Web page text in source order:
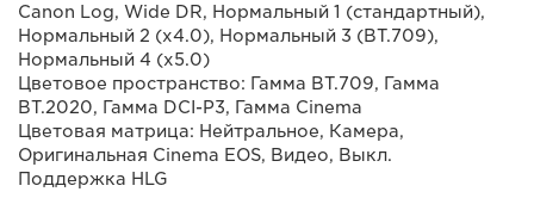
Canon Log, Wide DR, Нормальный 1 (стандартный),
Нормальный 2 (x4.0), Нормальный 3 (BT.709),
Нормальный 4 (x5.0)
Цветовое пространство: Гамма BT.709, Гамма
BT.2020, Гамма DCI-P3, Гамма Cinema
Цветовая матрица: Нейтральное, Камера,
Оригинальная Cinema EOS, Видео, Выкл.
Поддержка HLG